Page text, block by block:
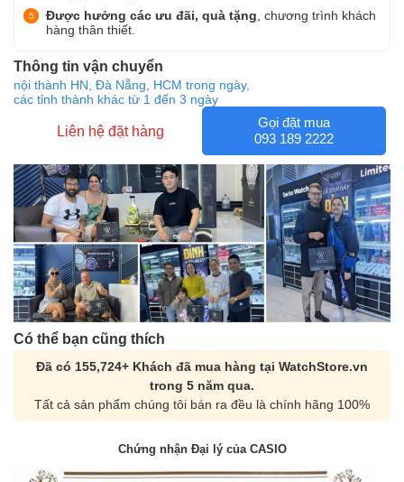
Được hưởng các ưu đãi, quà tặng , chương trình khách
hàng thân thiết.
Thông tin vận chuyển
nội thành HN, Đà Nẵng, HCM trong ngày,
các tỉnh thành khác từ 1 đến 3 ngày
Liên hệ đặt hàng
Gọi đặt mua
093 189 2222
Có thể bạn cũng thích
Đã có 155,724+ Khách đã mua hàng tại WatchStore.vn
trong 5 năm qua.
Tất cả sản phẩm chúng tôi bán ra đều là chính hãng 100%
Chứng nhận Đại lý của CASIO